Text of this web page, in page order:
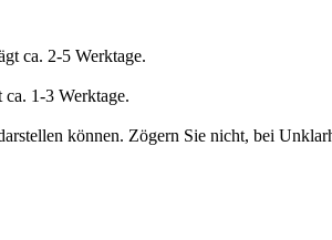
ca. 2-5 Werktage.
1-3 Werktage.
können. Zögern Sie nicht, bei